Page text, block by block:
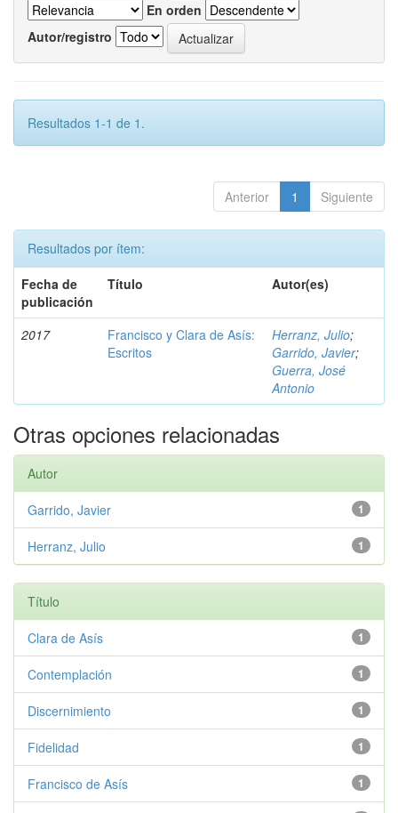
En orden
Autor/registro
Resultados 1-1 de 1.
Anterior 1 Siguiente
Resultados por ítem:
Fecha de
publicación
Título Autor(es)
2017
Francisco y Clara de Asís:
Escritos
Herranz, Julio;
Garrido, Javier;
Guerra, José
Antonio
Otras opciones relacionadas
Autor
1
Garrido, Javier
1
Herranz, Julio
Título
1
Clara de Asís
1
Contemplación
1
Discernimiento
1
Fidelidad
1
Francisco de Asís